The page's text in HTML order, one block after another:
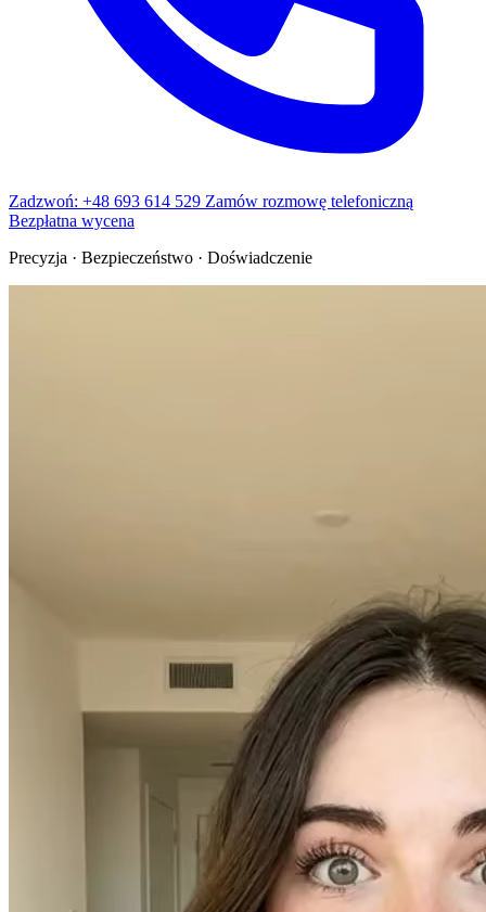
Zadzwoń: +48 693 614 529 Zamów rozmowę telefoniczną
Bezpłatna wycena
Precyzja · Bezpieczeństwo · Doświadczenie